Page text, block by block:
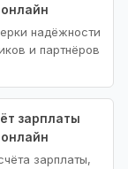
онлайн
надёжности
и партнёров
зарплаты
онлайн
зарплаты,